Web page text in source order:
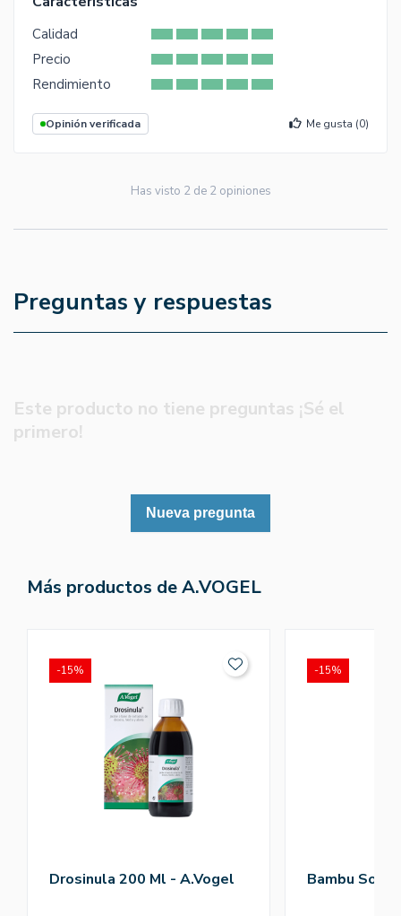
Calidad
Precio
Rendimiento
Opinión verificada Me gusta (0)
Has visto 2de 2opiniones
Preguntas y respuestas
Este producto no tiene preguntas ¡Sé el
primero!
Nueva pregunta
Más productos de A.VOGEL
Drosinula 200 Ml - A.Vogel
-15%
Bambu
-15%